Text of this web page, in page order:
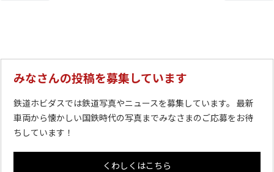
みなさんの投稿を募集しています
鉄道ホビダスでは鉄道写真やニュースを募集しています。 最新
車両から懐かしい国鉄時代の写真までみなさまのご応募をお待
ちしています！
くわしくはこちら